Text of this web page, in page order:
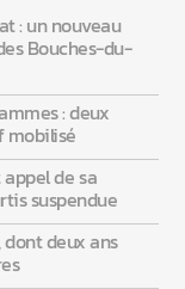
: un nouveau
Bouches-du-
: deux
mobilisé
de sa
suspendue
deux ans